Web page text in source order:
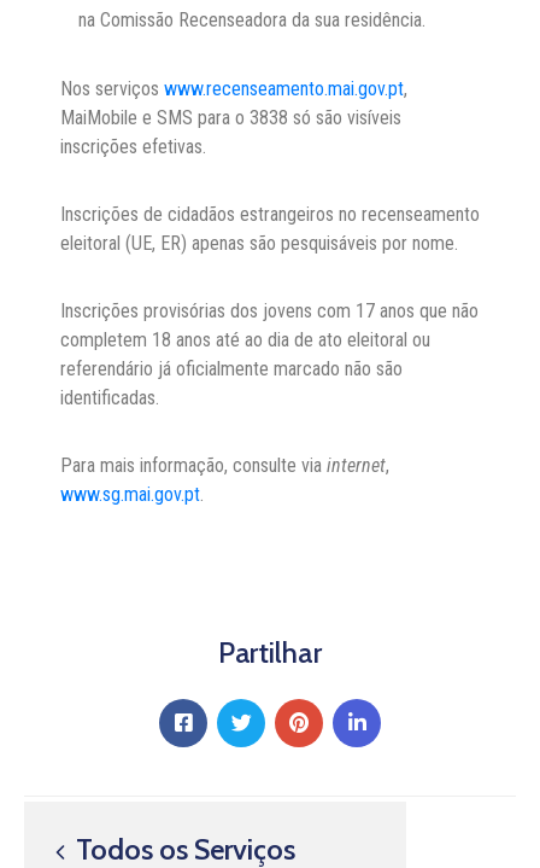
na Comissão Recenseadora da sua residência.
Nos serviços www.recenseamento.mai.gov.pt,
MaiMobile e SMS para o 3838 só são visíveis
inscrições efetivas.
Inscrições de cidadãos estrangeiros no recenseamento
eleitoral (UE, ER) apenas são pesquisáveis por nome.
Inscrições provisórias dos jovens com 17 anos que não
completem 18 anos até ao dia de ato eleitoral ou
referendário já oficialmente marcado não são
identificadas.
Para mais informação, consulte via internet,
www.sg.mai.gov.pt
Partilhar
Todos os Serviços